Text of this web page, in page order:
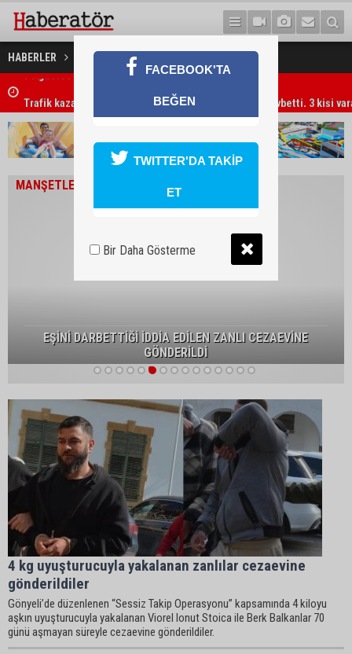
HABERLER GÜNDEM
Trafik kazasında 85 yaşındaki Turan Obalı hayatını kaybetti, 3 kişi
MANŞETLER
EŞİNİ DARBETTİĞİ İDDİA EDİLEN ZANLI CEZAEVİNE
GÖNDERİLDİ
2 3 4 5 6 7 8 9 101112131415
4 kg uyuşturucuyla yakalanan zanlılar cezaevine
gönderildiler
Gönyeli’de düzenlenen “Sessiz Takip Operasyonu” kapsamında 4 kiloyu
aşkın uyuşturucuyla yakalanan Viorel Ionut Stoica ile Berk Balkanlar 70
günü aşmayan süreyle cezaevine gönderildiler.
FACEBOOK'TA
BEĞEN
TWITTER'DA TAKİP
ET
Bir Daha Gösterme